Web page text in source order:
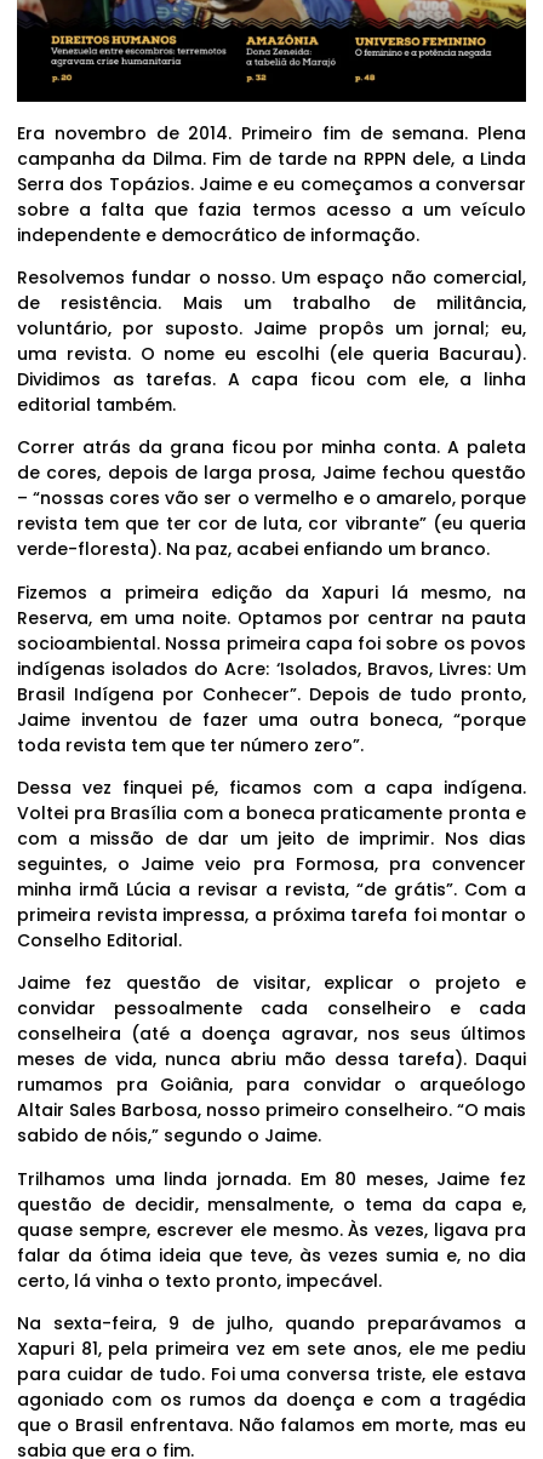
Era novembro de 2014. Primeiro fim de semana. Plena
campanha da Dilma. Fim de tarde na RPPN dele, a Linda
Serra dos Topázios. Jaime e eu começamos a conversar
sobre a falta que fazia termos acesso a um veículo
independente e democrático de informação.
Resolvemos fundar o nosso. Um espaço não comercial,
de resistência. Mais um trabalho de militância,
voluntário, por suposto. Jaime propôs um jornal; eu,
uma revista. O nome eu escolhi (ele queria Bacurau).
Dividimos as tarefas. A capa ficou com ele, a linha
editorial também.
Correr atrás da grana ficou por minha conta. A paleta
de cores, depois de larga prosa, Jaime fechou questão
– “nossas cores vão ser o vermelho e o amarelo, porque
revista tem que ter cor de luta, cor vibrante” (eu queria
verde-floresta). Na paz, acabei enfiando um branco.
Fizemos a primeira edição da Xapuri lá mesmo, na
Reserva, em uma noite. Optamos por centrar na pauta
socioambiental. Nossa primeira capa foi sobre os povos
indígenas isolados do Acre: ‘Isolados, Bravos, Livres: Um
Brasil Indígena por Conhecer”. Depois de tudo pronto,
Jaime inventou de fazer uma outra boneca, “porque
toda revista tem que ter número zero”.
Dessa vez finquei pé, ficamos com a capa indígena.
Voltei pra Brasília com a boneca praticamente pronta e
com a missão de dar um jeito de imprimir. Nos dias
seguintes, o Jaime veio pra Formosa, pra convencer
minha irmã Lúcia a revisar a revista, “de grátis”. Com a
primeira revista impressa, a próxima tarefa foi montar o
Conselho Editorial.
Jaime fez questão de visitar, explicar o projeto e
convidar pessoalmente cada conselheiro e cada
conselheira (até a doença agravar, nos seus últimos
meses de vida, nunca abriu mão dessa tarefa). Daqui
rumamos pra Goiânia, para convidar o arqueólogo
Altair Sales Barbosa, nosso primeiro conselheiro. “O mais
sabido de nóis,” segundo o Jaime.
Trilhamos uma linda jornada. Em 80 meses, Jaime fez
questão de decidir, mensalmente, o tema da capa e,
quase sempre, escrever ele mesmo. Às vezes, ligava pra
falar da ótima ideia que teve, às vezes sumia e, no dia
certo, lá vinha o texto pronto, impecável.
Na sexta-feira, 9 de julho, quando preparávamos a
Xapuri 81, pela primeira vez em sete anos, ele me pediu
para cuidar de tudo. Foi uma conversa triste, ele estava
agoniado com os rumos da doença e com a tragédia
que o Brasil enfrentava. Não falamos em morte, mas eu
sabia que era o fim.